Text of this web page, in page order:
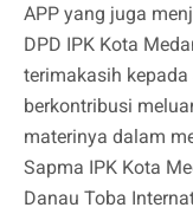
APP yang juga
DPD IPK Kota
terimakasih
berkontribusi
materinya dalam
Sapma IPK Kota
Danau Toba